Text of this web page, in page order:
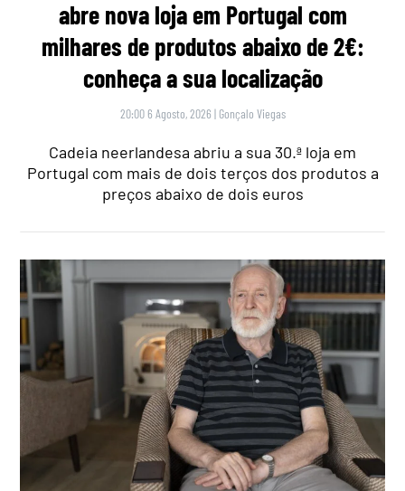
abre nova loja em Portugal com
milhares de produtos abaixo de 2€:
conheça a sua localização
20:00 6 Agosto, 2026 | Gonçalo Viegas
Cadeia neerlandesa abriu a sua 30.ª loja em
Portugal com mais de dois terços dos produtos a
preços abaixo de dois euros